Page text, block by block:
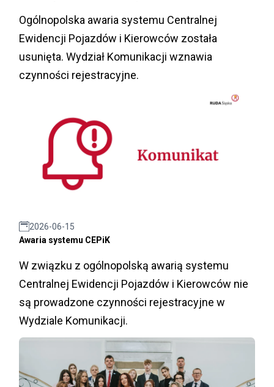
Ogólnopolska awaria systemu Centralnej
Ewidencji Pojazdów i Kierowców została
usunięta. Wydział Komunikacji wznawia
czynności rejestracyjne.
2026-06-15
Awaria systemu CEPiK
W związku z ogólnopolską awarią systemu
Centralnej Ewidencji Pojazdów i Kierowców nie
są prowadzone czynności rejestracyjne w
Wydziale Komunikacji.